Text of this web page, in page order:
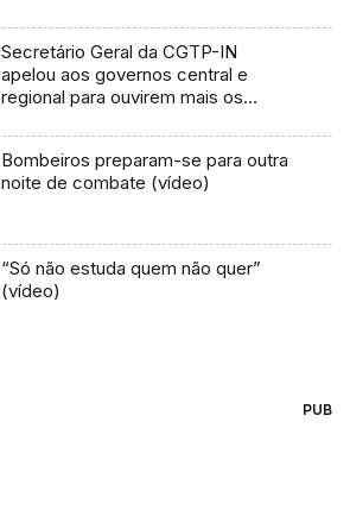
Secretário Geral da CGTP-IN
apelou aos governos central e
regional para ouvirem mais os
Bombeiros preparam-se para outra
noite de combate (vídeo)
“Só não estuda quem não quer”
(vídeo)
PUB